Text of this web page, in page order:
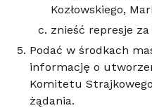
Kozłowskiego,
znieść represje
Podać w środkach
informację o
Komitetu
żądania.